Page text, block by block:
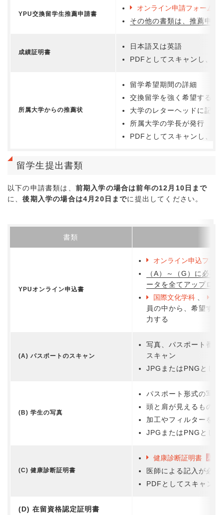
YPU交換留学生推薦申請書
オンライン申請フォーム
その他の書類は、推薦申
成績証明書
日本語又は英語
PDFとしてスキャンし、
所属大学からの推薦状
留学希望期間の詳細
交換留学を強く希望する理
大学のレターヘッドに記入
所属大学の学長が発行
PDFとしてスキャンし、
留学生提出書類
以下の申請書類は、 前期入学の場合は前年の12月10日まで
に、後期入学の場合は4月20日までに提出してください。
書類
YPUオンライン申込書
オンライン申込フォ
（A）～（G）に必要
ータを全てアップロー
国際文化学科
員の中から、希望す
力する
(A) パスポートのスキャン
写真、パスポート番
スキャン
JPGまたはPNGとし
(B) 学生の写真
パスポート形式の写真
頭と肩が見えるもの
加工やフィルターを
JPGまたはPNGとし
(C) 健康診断証明書
健康診断証明書
医師による記入が必要
PDFとしてスキャンす
(D) 在留資格認定証明書